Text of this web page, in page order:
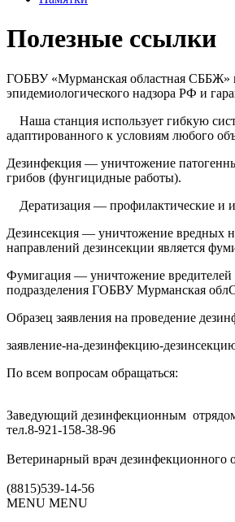
Полезные ссылки
ГОБВУ «Мурманская областная СББЖ»
эпидемиологического надзора РФ и
Наша станция использует гибкую
адаптированного к условиям любого
Дезинфекция — уничтожение
грибов (фунгицидные работы).
Дератизация — профилактические и
Дезинсекция — уничтожение вредных
направлений дезинсекции является
Фумигация — уничтожение вредителей
подразделения ГОБВУ Мурманская
Образец заявления на проведение
заявление-на-дезинфекцию-
По всем вопросам обращаться:
Заведующий дезинфекционным
тел.8-921-158-38-96
Ветеринарный врач дезинфекционного
(8815)539-14-56
MENU MENU